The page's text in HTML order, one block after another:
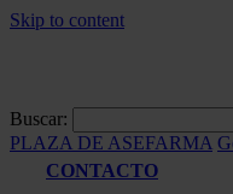
Skip to content
Buscar:
PLAZA DE ASEFARMA
CONTACTO